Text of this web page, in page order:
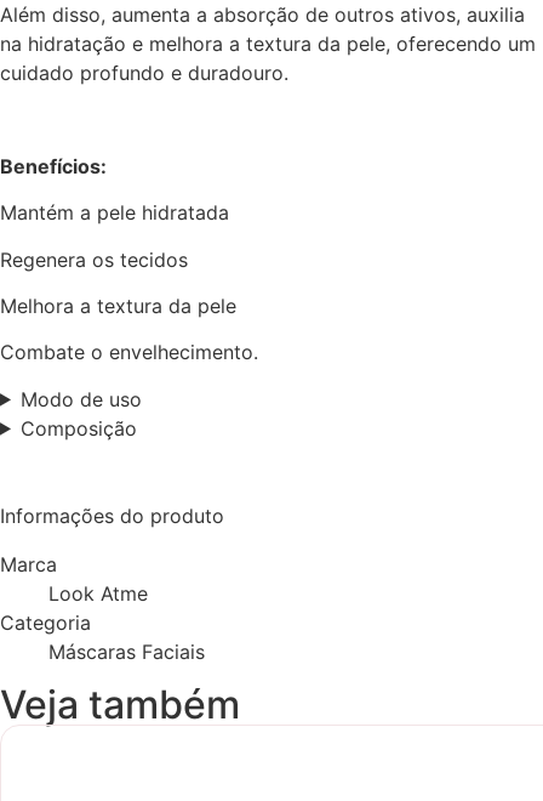
Além disso, aumenta a absorção de outros ativos, auxilia
na hidratação e melhora a textura da pele, oferecendo um
cuidado profundo e duradouro.
Benefícios:
Mantém a pele hidratada
Regenera os tecidos
Melhora a textura da pele
Combate o envelhecimento.
Modo de uso
Composição
Informações do produto
Marca
Look Atme
Categoria
Máscaras Faciais
Veja também